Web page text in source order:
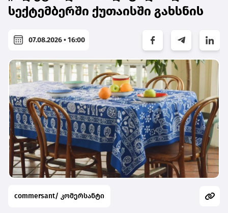
სექტემბერში ქუთაისში გახსნის
07.08.2026 • 16:00
commersant/ კომერსანტი